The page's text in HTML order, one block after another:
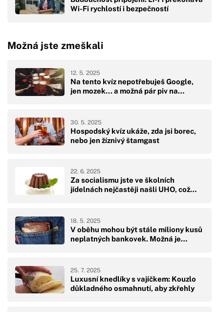
Wi-Fi rychlostí i bezpečností
Možná jste zmeškali
Na tento kvíz nepotřebuješ Google,
jen mozek... a možná pár piv na…
12. 5. 2025
Hospodský kvíz ukáže, zda jsi borec,
nebo jen žíznivý štamgast
30. 5. 2025
Za socialismu jste ve školních
jídelnách nejčastěji našli UHO, což…
22. 6. 2025
V oběhu mohou být stále miliony kusů
neplatných bankovek. Možná je…
18. 5. 2025
Luxusní knedlíky s vajíčkem: Kouzlo
důkladného osmahnutí, aby zkřehly
25. 7. 2025